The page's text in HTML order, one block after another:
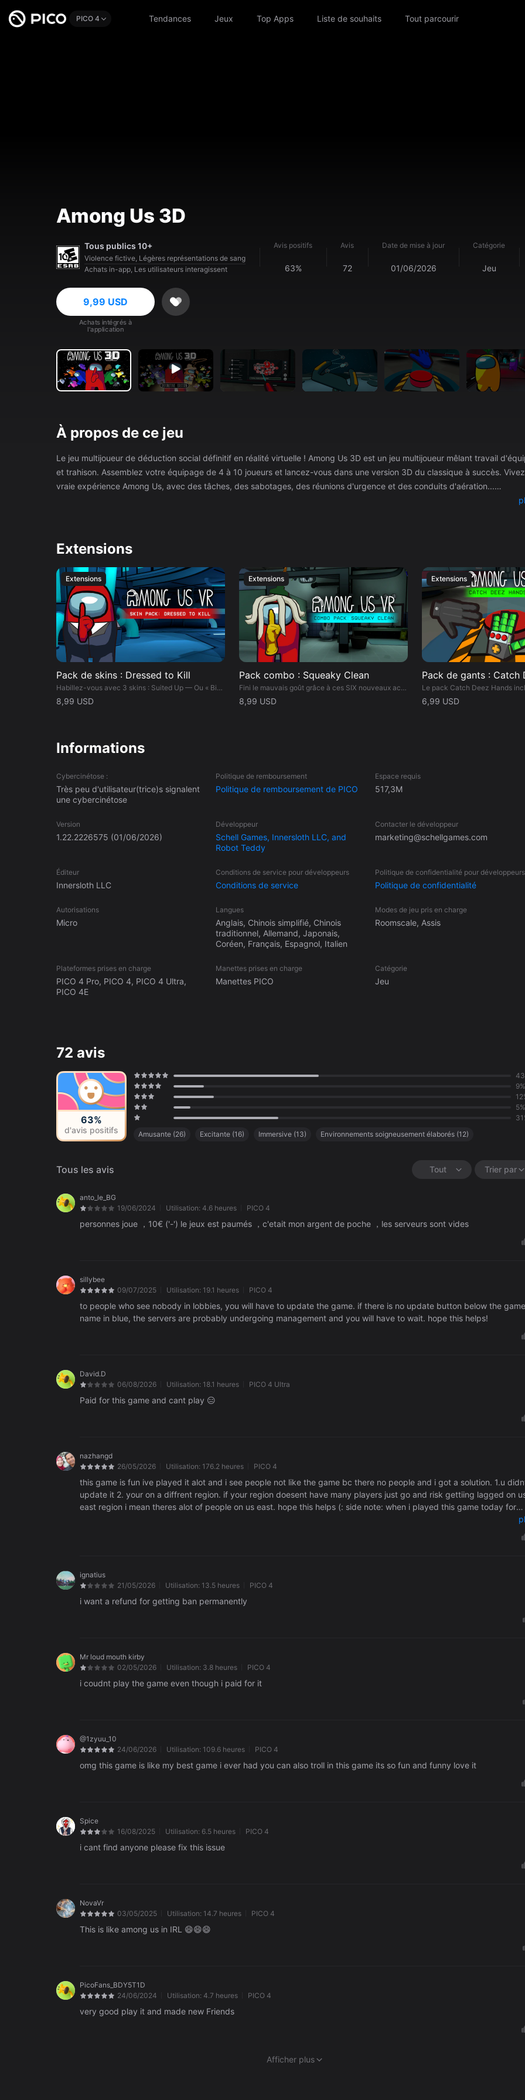
PICO 4 Tendances Jeux Top Apps Liste de souhaits Tout parcourir
Among Us 3D
Tous publics 10+
Violence fictive, Légères représentations de sang
Achats in-app, Les utilisateurs interagissent
Avis positifs
63%
Avis
72
Date de mise à jour
01/06/2026
Catégorie
Jeu
9,99 USD
Achats intégrés à
l'application
À propos de ce jeu
Le jeu multijoueur de déduction social définitif en réalité virtuelle ! Among Us 3D est un jeu multijoueur mêlant travail
et trahison. Assemblez votre équipage de 4 à 10 joueurs et lancez-vous dans une version 3D du classique à succès. Vivez la
vraie expérience Among Us, avec des tâches, des sabotages, des réunions d'urgence et des conduits d'aération...
membres de l'équipage. ▬▬ FONCTIONNALITÉS ▬▬ • Terminez vos tâches préférées, repensées avec des commandes
innovantes et immersives à la première personne. • Personnalisez vos paramètres de gameplay, de confort et de sécurité
afin de créer la meilleure expérience possible. • En mode Tag; les infectés tentent de gonfler leurs rangs en capturant les
coéquipiers avant qu'ils finissent leur liste de tâches. • Ajoutez d'autres rôles au jeu, avec les rôles populaires issus du jeu
Among Us classique ou exclusifs à AU3D, y compris l'Ingénieur, l'Ange gardien, l'Adjoint et le Justicier. • Rejoignez un
jouez avec des millions de joueurs, y compris les joueurs PC d'Among Us 3D, grâce au crossplay. • Créez vos propres salons
aux paramètres personnalisés de gameplay, de confort et de gestion pour vos meilleurs amis et vous. • Papotez avec le
chat vocal de proximité ou communiquez grâce aux options du chat textuel rapide. • Personnalisez votre coéquipier avec
d'innombrables combinaisons de couleurs, chapeaux, gants et skins ! Remarque : Among Us 3D n'est pas compatible ni ne
permet le crossplay avec le jeu Among Us d'origine.
Extensions
Extensions
Pack de skins : Dressed to Kill
Habillez-vous avec 3 skins : Suited Up — Ou « Bien se saper. » I’ll Fix It — C'est pas une tache, mais une goutte. Donut Kill My Vibe — Une réunion d'urgence ? Des rations d'urgence, oui.
8,99 USD
Extensions
Pack combo : Squeaky Clean
Fini le mauvais goût grâce à ces SIX nouveaux accessoires pour un style nickel chrome ! Comprend 2 couvre-chefs originaux VR, le retour de 2 couvre-chefs classiques et 2 paires de gants.
8,99 USD
Extensions
Pack de gants : Catch
6,99 USD
Informations
Cybercinétose :
Très peu d'utilisateur(trice)s signalent
une cybercinétose
Politique de remboursement
Politique de remboursement de PICO
Espace requis
517,3M
Version
1.22.2226575 (01/06/2026)
Développeur
Schell Games, Innersloth LLC, and
Robot Teddy
Contacter le développeur
marketing@schellgames.com
Éditeur
Innersloth LLC
Conditions de service pour développeurs
Conditions de service
Politique de confidentialité pour développeurs
Politique de confidentialité
Autorisations
Micro
Langues
Anglais, Chinois simplifié, Chinois
traditionnel, Allemand, Japonais,
Coréen, Français, Espagnol, Italien
Modes de jeu pris en charge
Roomscale, Assis
Plateformes prises en charge
PICO 4 Pro, PICO 4, PICO 4 Ultra,
PICO 4E
Manettes prises en charge
Manettes PICO
Catégorie
Jeu
72 avis
63%
d'avis positifs
9%
5%
Amusante (26) Excitante (16) Immersive (13) Environnements soigneusement élaborés (12)
Tous les avis Tout Trier par
anto_le_BG
19/06/2024
Utilisation: 4.6 heures PICO 4
personnes joue ，10€ ('-') le jeux est paumés ，c'etait mon argent de poche ，les serveurs sont vides
sillybee
09/07/2025
Utilisation: 19.1 heures PICO 4
to people who see nobody in lobbies, you will have to update the game. if there is no update button below the
name in blue, the servers are probably undergoing management and you will have to wait. hope this helps!
David.D
06/08/2026
Utilisation: 18.1 heures PICO 4 Ultra
Paid for this game and cant play 😑
nazhangd
26/05/2026
Utilisation: 176.2 heures PICO 4
this game is fun ive played it alot and i see people not like the game bc there no people and i got a solution. 1.u
update it 2. your on a diffrent region. if your region doesent have many players just go and risk gettiing lagged on
east region i mean theres alot of people on us east. hope this helps (: side note: when i played this game today for
ignatius
21/05/2026
Utilisation: 13.5 heures PICO 4
i want a refund for getting ban permanently
Mr loud mouth kirby
02/05/2026
Utilisation: 3.8 heures PICO 4
i coudnt play the game even though i paid for it
@1zyuu_10
24/06/2026
Utilisation: 109.6 heures PICO 4
omg this game is like my best game i ever had you can also troll in this game its so fun and funny love it
Spice
16/08/2025
Utilisation: 6.5 heures PICO 4
i cant find anyone please fix this issue
NovaVr
03/05/2025
Utilisation: 14.7 heures PICO 4
This is like among us in IRL 😄😄😄
PicoFans_BDY5T1D
24/06/2024
Utilisation: 4.7 heures PICO 4
very good play it and made new Friends
Afficher plus